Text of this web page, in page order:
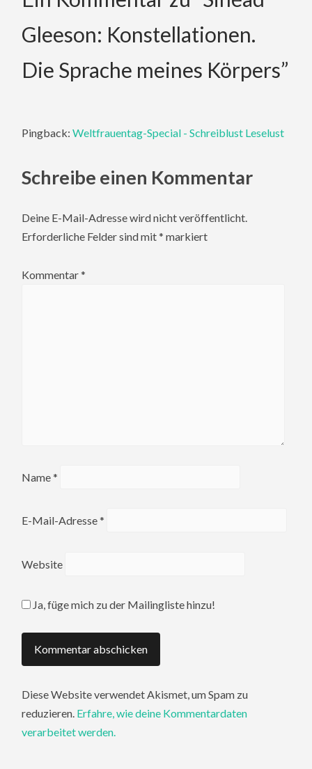
Gleeson: Konstellationen.
Die Sprache meines Körpers”
Pingback:Weltfrauentag-Special - Schreiblust Leselust
Schreibe einen Kommentar
Deine E-Mail-Adresse wird nicht veröffentlicht.
Erforderliche Felder sind mit* markiert
Kommentar*
Name*
E-Mail-Adresse*
Website
Ja, füge mich zu der Mailingliste hinzu!
Diese Website verwendet Akismet, um Spam zu
reduzieren. Erfahre, wie deine Kommentardaten
verarbeitet werden.